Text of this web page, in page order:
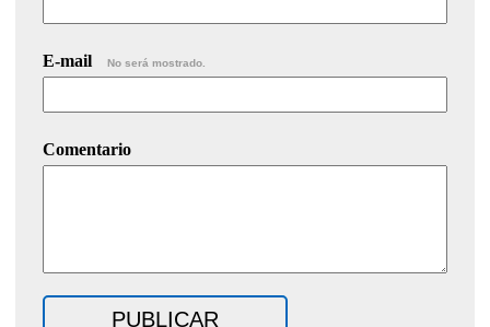
E-mail No será mostrado.
Comentario